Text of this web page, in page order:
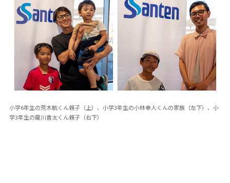
小学6年生の荒木航くん親子（上）、小学3年生の小林幸人くんの家族（左下）、小
学3年生の龍川喜太くん親子（右下）